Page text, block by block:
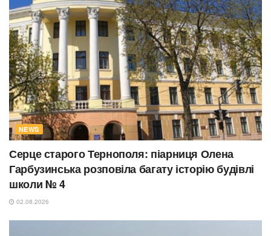
NEWS
Серце старого Тернополя: піарниця Олена
Гарбузинська розповіла багату історію будівлі
школи № 4
02.08.2026